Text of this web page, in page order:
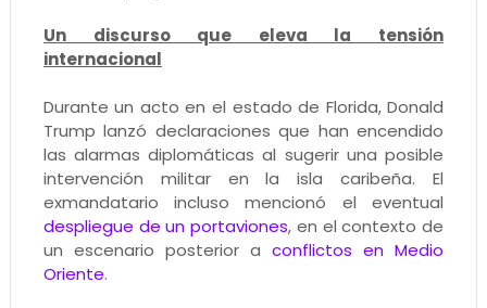
Un discurso que eleva la tensión
internacional
Durante un acto en el estado de Florida, Donald
Trump lanzó declaraciones que han encendido
las alarmas diplomáticas al sugerir una posible
intervención militar en la isla caribeña. El
exmandatario incluso mencionó el eventual
despliegue de un portaviones, en el contexto de
un escenario posterior aconflictos en Medio
Oriente.